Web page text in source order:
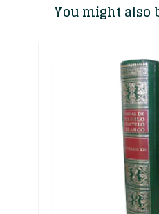
You might also